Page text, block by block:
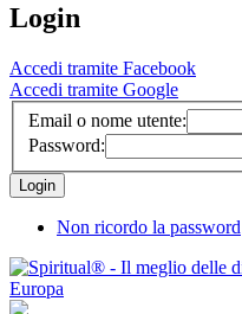
Login
Accedi tramite Facebook
Accedi tramite Google
Email o nome utente:
Password:
Non ricordo la password